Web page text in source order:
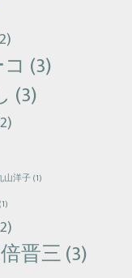
(3)
(3)
山洋子(1)
(1)
晋三(3)